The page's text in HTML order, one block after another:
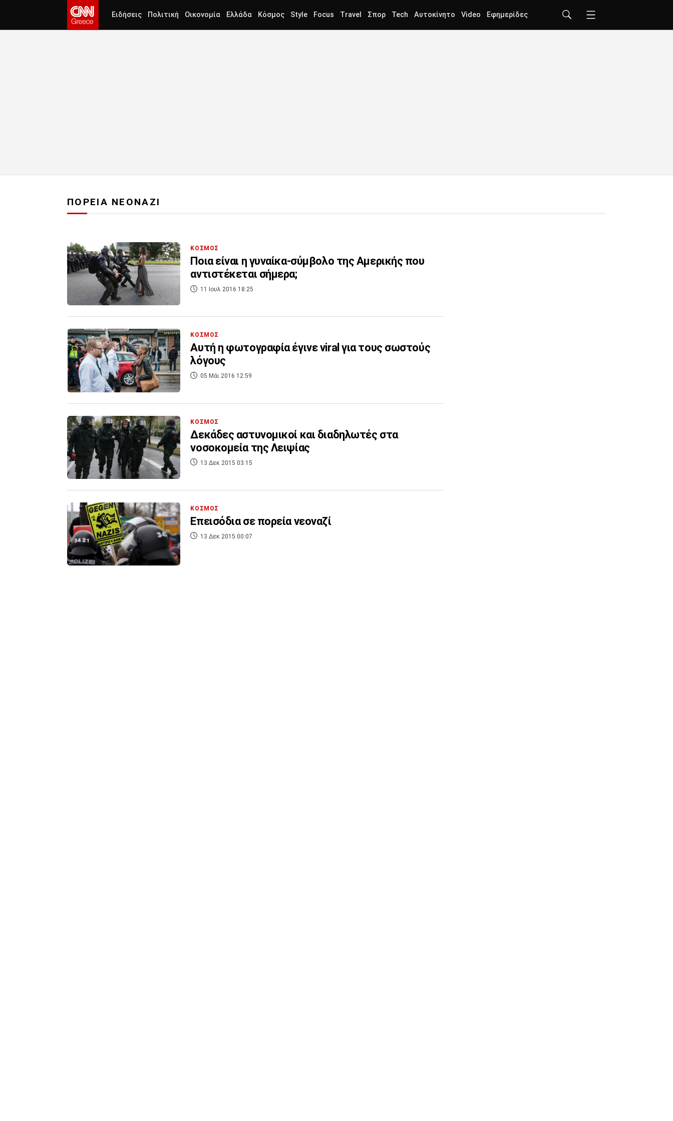
Ειδήσεις Πολιτική Οικονομία Ελλάδα Κόσμος Style Focus Travel Σπορ Tech Αυτοκίνητο Video Εφημερίδες
ΠΟΡΕΙΑ ΝΕΟΝΑΖΙ
ΚΟΣΜΟΣ
Ποια είναι η γυναίκα-σύμβολο της Αμερικής που
αντιστέκεται σήμερα;
11 Ιουλ 2016 18:25
ΚΟΣΜΟΣ
Αυτή η φωτογραφία έγινε viral για τους σωστούς
λόγους
05 Μάι 2016 12:59
ΚΟΣΜΟΣ
Δεκάδες αστυνομικοί και διαδηλωτές στα
νοσοκομεία της Λειψίας
13 Δεκ 2015 03:15
ΚΟΣΜΟΣ
Επεισόδια σε πορεία νεοναζί
13 Δεκ 2015 00:07